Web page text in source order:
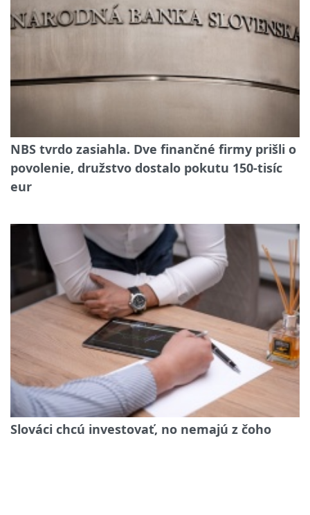
NBS tvrdo zasiahla. Dve finančné firmy prišli o
povolenie, družstvo dostalo pokutu 150-tisíc
eur
Slováci chcú investovať, no nemajú z čoho